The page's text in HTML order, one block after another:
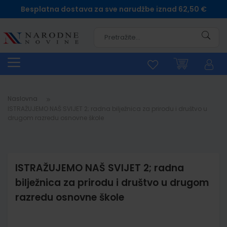
Besplatna dostava za sve narudžbe iznad 62,50 €
Naslovna
ISTRAŽUJEMO NAŠ SVIJET 2; radna
bilježnica za prirodu i društvo u drugom
razredu osnovne škole